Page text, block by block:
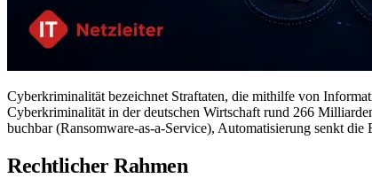
Cyberkriminalität bezeichnet Straftaten, die mithilfe von
Cyberkriminalität in der deutschen Wirtschaft rund 266
buchbar (Ransomware-as-a-Service), Automatisierung senkt die
Rechtlicher Rahmen